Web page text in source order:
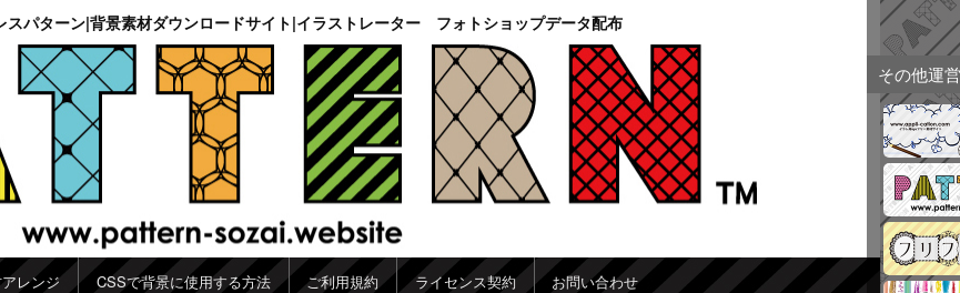
スパターン|背景素材ダウンロードサイト|イラストレーター フォトショップデータ配布
レンジ CSSで背景に使用する方法 ご利用規約 ライセンス契約 お問い合わせ
その他運